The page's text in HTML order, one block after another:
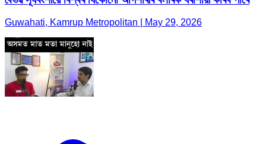
Guwahati, Kamrup Metropolitan | May 29, 2026